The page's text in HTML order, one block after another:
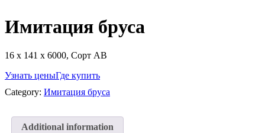
Имитация бруса
16 х 141 х 6000, Сорт АВ
Узнать ценыГде купить
Category: Имитация бруса
Additional information